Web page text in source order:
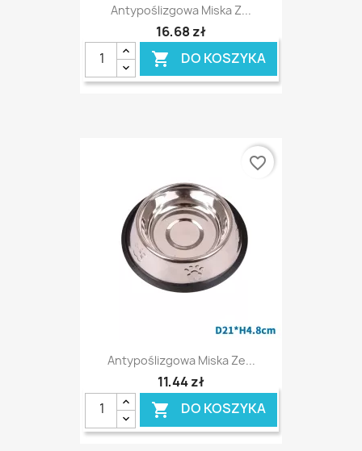
Antypoślizgowa Miska Z...
16,68 zł
 DO KOSZYKA
Antypoślizgowa Miska Ze...
11,44 zł
 DO KOSZYKA
favorite_border